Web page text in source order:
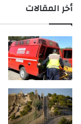
أخر المقالات